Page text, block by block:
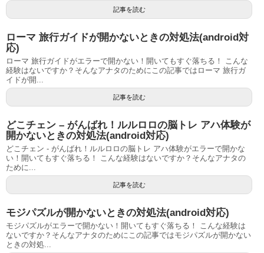
記事を読む
ローマ 旅行ガイドが開かないときの対処法(android対
応)
ローマ 旅行ガイドがエラーで開かない！開いてもすぐ落ちる！ こんな
経験はないですか？そんなアナタのためにこの記事ではローマ 旅行ガ
イドが開...
記事を読む
どこチェン – がんばれ！ルルロロの脳トレ アハ体験が
開かないときの対処法(android対応)
どこチェン - がんばれ！ルルロロの脳トレ アハ体験がエラーで開かな
い！開いてもすぐ落ちる！ こんな経験はないですか？そんなアナタの
ために...
記事を読む
モジパズルが開かないときの対処法(android対応)
モジパズルがエラーで開かない！開いてもすぐ落ちる！ こんな経験は
ないですか？そんなアナタのためにこの記事ではモジパズルが開かない
ときの対処...